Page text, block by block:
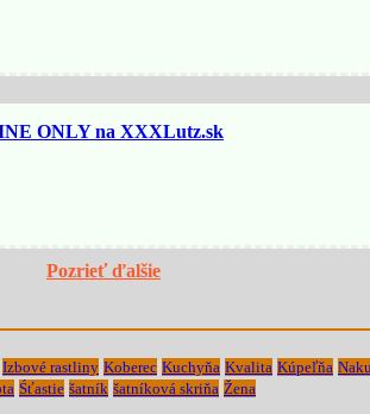
ONLY na XXXLutz.sk
Pozrieť ďalšie
Izbové rastliny Koberec Kuchyňa Kvalita Kúpeľňa
Śťastie šatník šatníková skriňa Žena